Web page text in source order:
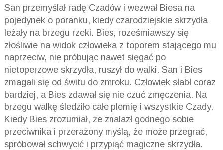
San przemyślał radę Czadów i wezwał Biesa na
pojedynek o poranku, kiedy czarodziejskie skrzydła
leżały na brzegu rzeki. Bies, roześmiawszy się
złośliwie na widok człowieka z toporem stającego mu
naprzeciw, nie próbując nawet sięgać po
nietoperzowe skrzydła, ruszył do walki. San i Bies
zmagali się od świtu do zmroku. Człowiek słabł coraz
bardziej, a Bies zdawał się nie czuć zmęczenia. Na
brzegu walkę śledziło całe plemię i wszystkie Czady.
Kiedy Bies zrozumiał, że znalazł godnego sobie
przeciwnika i przerażony myślą, że może przegrać,
spróbował schwycić i przypiąć magiczne skrzydła.